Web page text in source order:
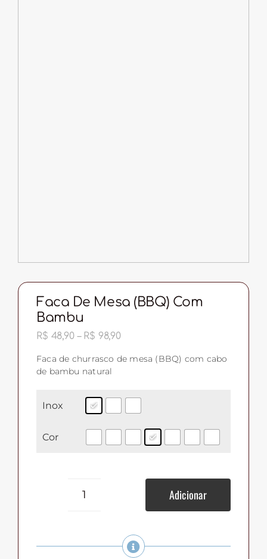
Faca De Mesa (BBQ) Com
Bambu
R$ 48,90 – R$ 98,90Faixa
preço:
R$ 48,90
Faca de churrasco de mesa (BBQ) com cabo
de bambu natural
Inox
Cor
Faca
(BBQ)
Adicionar